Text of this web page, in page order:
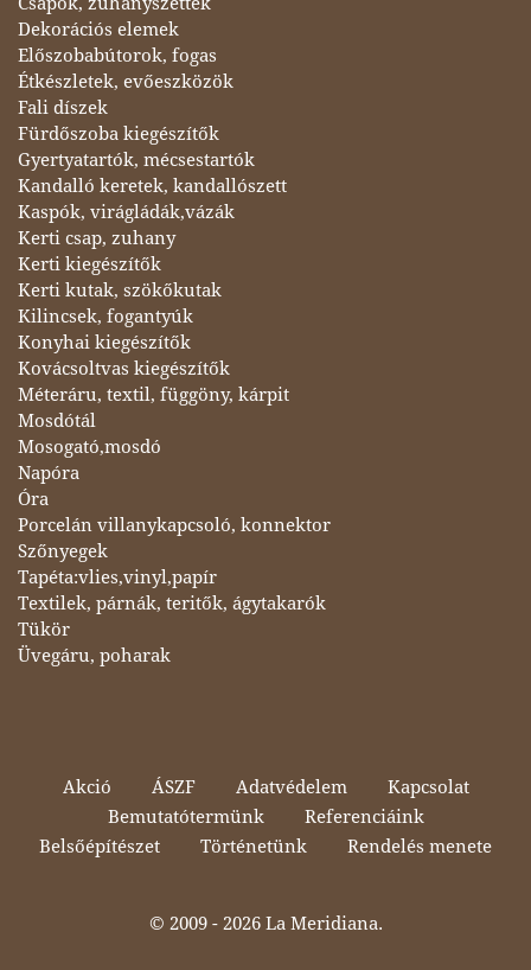
Dekorációs elemek
Előszobabútorok, fogas
Étkészletek, evőeszközök
Fali díszek
Fürdőszoba kiegészítők
Gyertyatartók, mécsestartók
Kandalló keretek, kandallószett
Kaspók, virágládák,vázák
Kerti csap, zuhany
Kerti kiegészítők
Kerti kutak, szökőkutak
Kilincsek, fogantyúk
Konyhai kiegészítők
Kovácsoltvas kiegészítők
Méteráru, textil, függöny, kárpit
Mosdótál
Mosogató,mosdó
Napóra
Óra
Porcelán villanykapcsoló, konnektor
Szőnyegek
Tapéta:vlies,vinyl,papír
Textilek, párnák, teritők, ágytakarók
Tükör
Üvegáru, poharak
Akció ÁSZF Adatvédelem
Kapcsolat
Bemutatótermünk
Referenciáink
Belsőépítészet
Történetünk Rendelés menete
© 2009 - 2026 La Meridiana.